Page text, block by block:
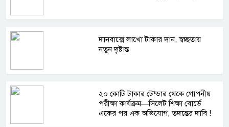
দানবাক্সে লাখো টাকার দান, স্বচ্ছতায়
নতুন দৃষ্টান্ত
২০ কোটি টাকার টেন্ডার থেকে গোপনীয়
পরীক্ষা কার্যক্রম—সিলেট শিক্ষা বোর্ডে
একের পর এক অভিযোগ, তদন্তের দাবি !